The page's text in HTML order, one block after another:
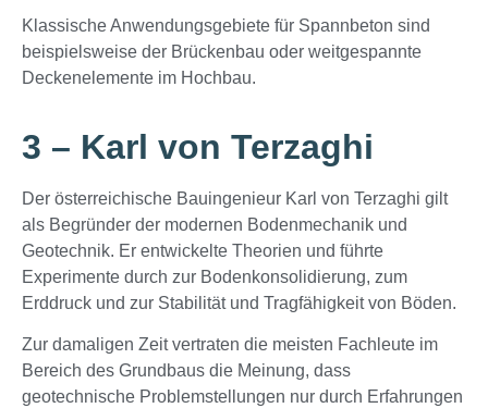
Klassische Anwendungsgebiete für Spannbeton sind
beispielsweise der Brückenbau oder weitgespannte
Deckenelemente im Hochbau.
3 – Karl von Terzaghi
Der österreichische Bauingenieur Karl von Terzaghi gilt
als Begründer der modernen Bodenmechanik und
Geotechnik. Er entwickelte Theorien und führte
Experimente durch zur Bodenkonsolidierung, zum
Erddruck und zur Stabilität und Tragfähigkeit von Böden.
Zur damaligen Zeit vertraten die meisten Fachleute im
Bereich des Grundbaus die Meinung, dass
geotechnische Problemstellungen nur durch Erfahrungen